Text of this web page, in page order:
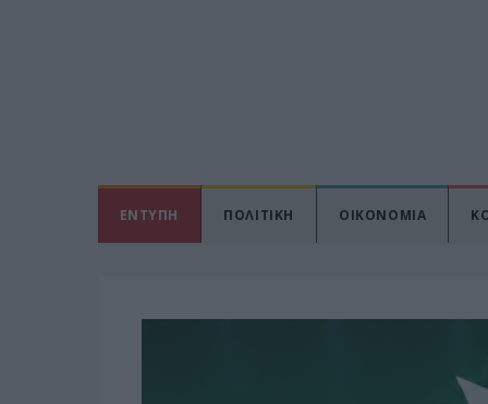
ΕΝΤΥΠΗ ΠΟΛΙΤΙΚΗ ΟΙΚΟΝΟΜΙΑ